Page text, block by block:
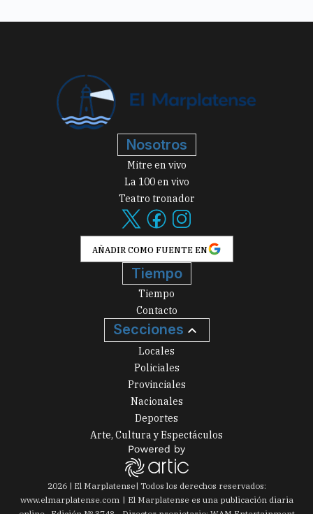
Nosotros
Mitre en vivo
La 100 en vivo
Teatro tronador
AÑADIR COMO FUENTE EN
Tiempo
Tiempo
Contacto
Secciones
Locales
Policiales
Provinciales
Nacionales
Deportes
Arte, Cultura y Espectáculos
2026| El Marplatense| Todos los derechos reservados:
www.elmarplatense.com
El Marplatense es una publicación diaria